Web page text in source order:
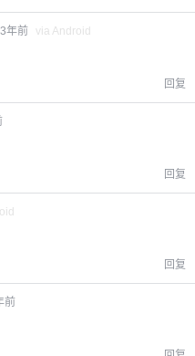
3年前 via Android
回复
回复
回复
前